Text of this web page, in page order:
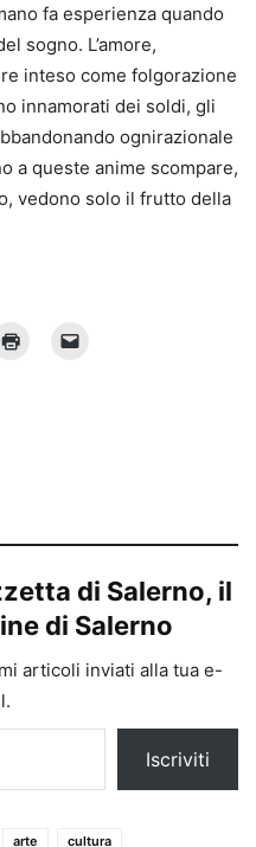
fa esperienza quando
sogno. L’amore,
inteso come folgorazione
innamorati dei soldi, gli
ognirazionale
a queste anime scompare,
vedono solo il frutto della
di Salerno, il
di Salerno
articoli inviati alla tua e-
Iscriviti
arte
cultura